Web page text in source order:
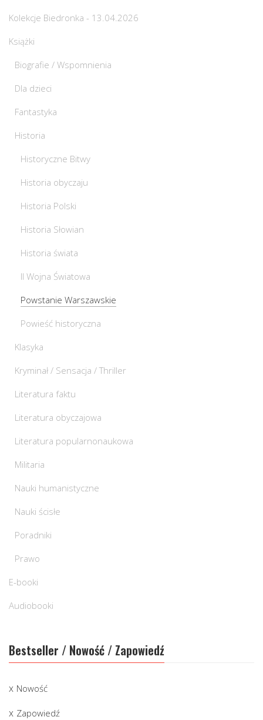
Kolekcje Biedronka - 13.04.2026
Książki
Biografie / Wspomnienia
Dla dzieci
Fantastyka
Historia
Historyczne Bitwy
Historia obyczaju
Historia Polski
Historia Słowian
Historia świata
II Wojna Światowa
Powstanie Warszawskie
Powieść historyczna
Klasyka
Kryminał / Sensacja / Thriller
Literatura faktu
Literatura obyczajowa
Literatura popularnonaukowa
Militaria
Nauki humanistyczne
Nauki ścisłe
Poradniki
Prawo
E-booki
Audiobooki
Bestseller / Nowość / Zapowiedź
Nowość
Zapowiedź